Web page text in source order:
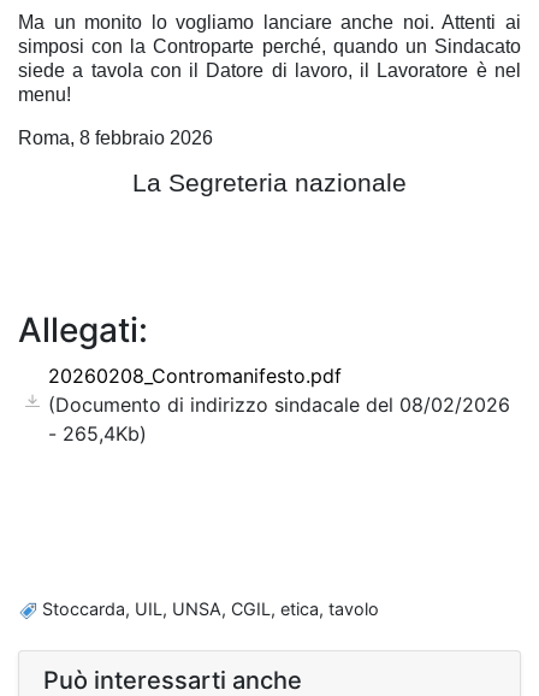
Ma un monito lo vogliamo lanciare anche noi. Attenti ai
simposi con la Controparte perché, quando un Sindacato
siede a tavola con il Datore di lavoro, il Lavoratore è nel
menu!
Roma, 8 febbraio 2026
La Segreteria nazionale
Allegati:
20260208_Contromanifesto.pdf
(Documento di indirizzo sindacale del 08/02/2026
- 265,4Kb)
Stoccarda, UIL, UNSA, CGIL, etica, tavolo
Può interessarti anche